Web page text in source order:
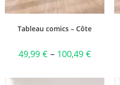
Tableau comics – Côte
49,99 € – 100,49 €